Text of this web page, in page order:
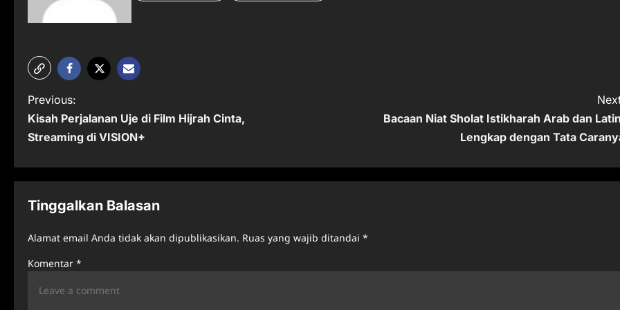
P
o
t
n
Previous:
Kisah Perjalanan Uje di Film Hijrah Cinta,
Streaming di VISION+
Bacaan Niat Sholat Istikharah Arab dan
Lengkap dengan Tata
Tinggalkan Balasan
Alamat email Anda tidak akan dipublikasikan. Ruas yang wajib ditandai *
Komentar *